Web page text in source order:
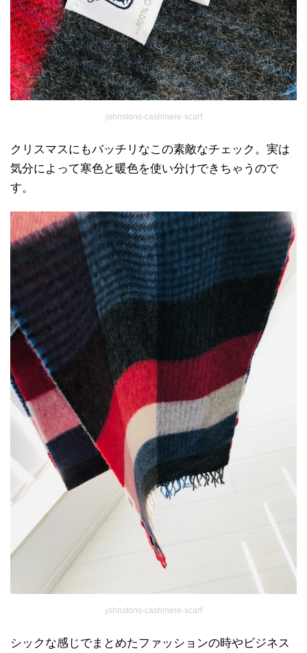
johnstons-cashmere-scarf
クリスマスにもバッチリなこの素敵なチェック。実は
気分によって寒色と暖色を使い分けできちゃうので
す。
johnstons-cashmere-scarf
シックな感じでまとめたファッションの時やビジネス